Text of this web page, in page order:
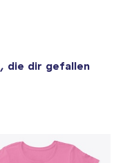
, die dir gefallen